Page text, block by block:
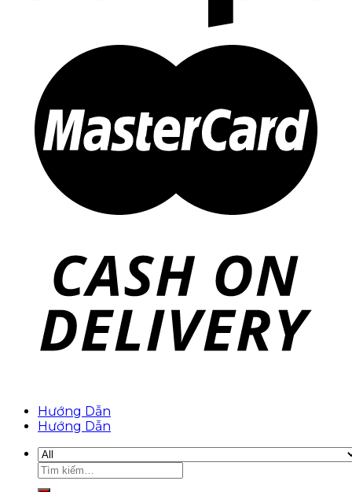
Hướng Dẫn
Hướng Dẫn
Tìm
kiếm: